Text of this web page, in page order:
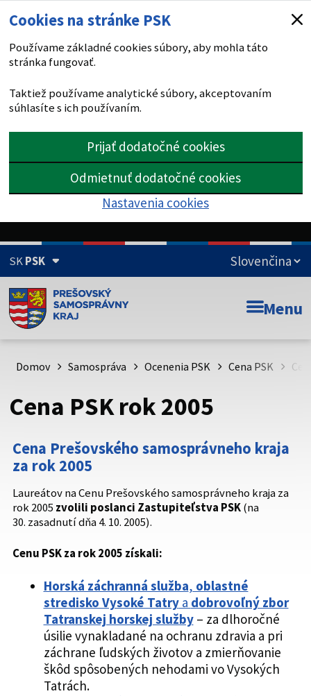
Cookies na stránke PSK
Používame základné cookies súbory, aby mohla táto
stránka fungovať.
Taktiež používame analytické súbory, akceptovaním
súhlasíte s ich používaním.
Prijať dodatočné cookies
Odmietnuť dodatočné cookies
Nastavenia cookies
SKPSK
Doména psk.sk je oficiálna
Toto je oficiálna webová stránka Prešovského
psk.sk.
cez zabezpečenú webovú stránku. Zabezpečená stránka
vždy začína https:// pred názvom domény webového sídla.
Menu
Domov Samospráva Ocenenia PSK Cena PSK
Cena PSK rok 2005
Cena Prešovského samosprávneho kraja
za rok 2005
Laureátov na Cenu Prešovského samosprávneho kraja za
rok 2005 zvolili poslanci Zastupiteľstva PSK(na
30. zasadnutí dňa 4. 10. 2005).
Cenu PSK za rok 2005 získali:
Horská záchranná služba, oblastné
stredisko Vysoké Tatrya dobrovoľný zbor
Tatranskej horskej služby– za dlhoročné
úsilie vynakladané na ochranu zdravia a pri
záchrane ľudských životov a zmierňovanie
škôd spôsobených nehodami vo Vysokých
Tatrách.